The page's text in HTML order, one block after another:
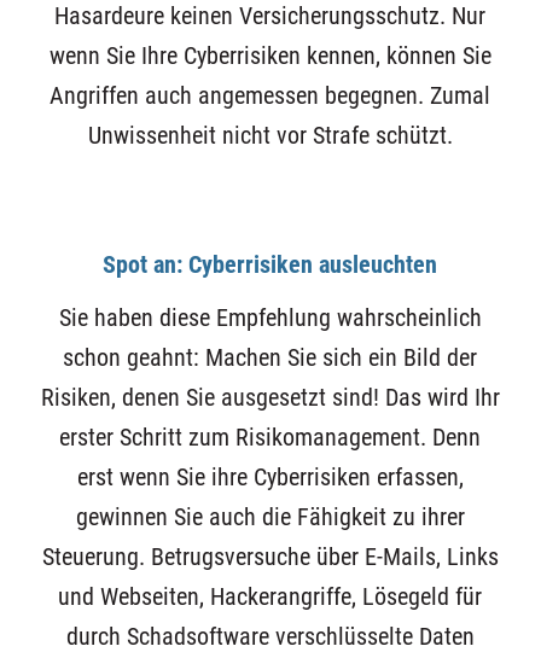
Hasardeure keinen Versicherungsschutz. Nur
wenn Sie Ihre Cyberrisiken kennen, können Sie
Angriffen auch angemessen begegnen. Zumal
Unwissenheit nicht vor Strafe schützt.
Spot an: Cyberrisiken ausleuchten
Sie haben diese Empfehlung wahrscheinlich
schon geahnt: Machen Sie sich ein Bild der
Risiken, denen Sie ausgesetzt sind! Das wird Ihr
erster Schritt zum Risikomanagement. Denn
erst wenn Sie ihre Cyberrisiken erfassen,
gewinnen Sie auch die Fähigkeit zu ihrer
Steuerung. Betrugsversuche über E-Mails, Links
und Webseiten, Hackerangriffe, Lösegeld für
durch Schadsoftware verschlüsselte Daten